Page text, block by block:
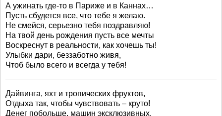
А ужинать где-то в Париже и в Каннах…
Пусть сбудется все, что тебе я желаю.
Не смейся, серьезно тебя поздравляю!
На твой день рождения пусть все мечты
Воскреснут в реальности, как хочешь ты!
Улыбки дари, беззаботно живя,
Чтоб было всего и всегда у тебя!
Дайвинга, яхт и тропических фруктов,
Отдыха так, чтобы чувствовать – круто!
Денег побольше, машин эксклюзивных,